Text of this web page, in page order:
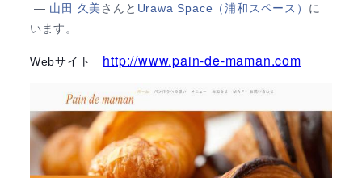
— 山田 久美 さんと Urawa Space（浦和スペース） に
います。
Webサイト http://www.pain-de-maman.com